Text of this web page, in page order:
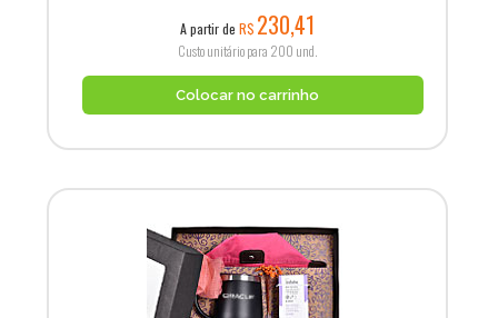
A partir de R$ 230,41
Custo unitário para 200 und.
Colocar no carrinho